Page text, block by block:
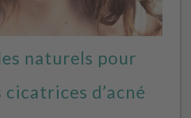
naturels pour
d’acné